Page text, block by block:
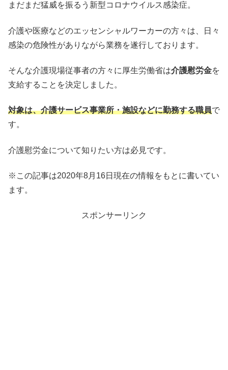
まだまだ猛威を振るう新型コロナウイルス感染症。
介護や医療などのエッセンシャルワーカーの方々は、日々
感染の危険性がありながら業務を遂行しております。
そんな介護現場従事者の方々に厚生労働省は介護慰労金を
支給することを決定しました。
対象は、介護サービス事業所・施設などに勤務する職員で
す。
介護慰労金について知りたい方は必見です。
※この記事は2020年8月16日現在の情報をもとに書いてい
ます。
スポンサーリンク